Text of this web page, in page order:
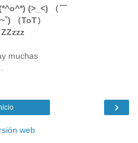
(>_<) （￣
（ToT）
muchas
›
web